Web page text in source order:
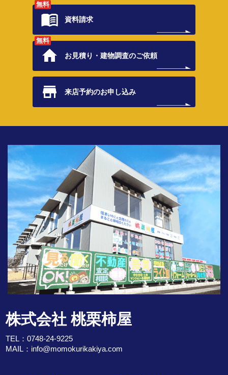
無料
資料請求
無料
お見積り・建物調査のご依頼
来店予約のお申し込み
株式会社 桃栗柿屋
TEL：0748-24-9225
MAIL： info@momokurikakiya.com